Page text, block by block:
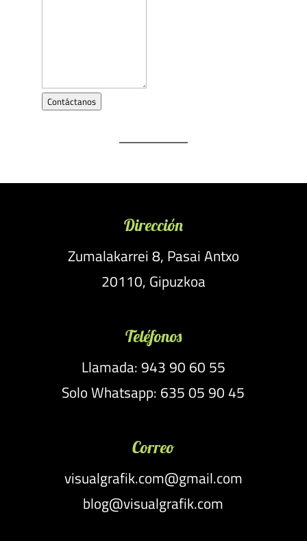
Contáctanos
Dirección
Zumalakarrei 8, Pasai Antxo
20110, Gipuzkoa
Teléfonos
Llamada: 943 90 60 55
Solo Whatsapp: 635 05 90 45
Correo
visualgrafik.com@gmail.com
blog@visualgrafik.com